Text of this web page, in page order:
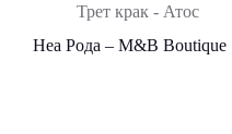
Трет крак - Атос
Неа Рода – M&B Boutique